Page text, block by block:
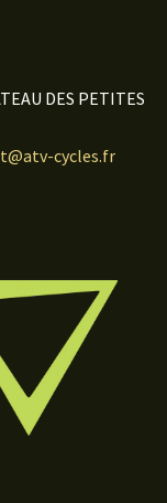
DES PETITES
cycles.fr